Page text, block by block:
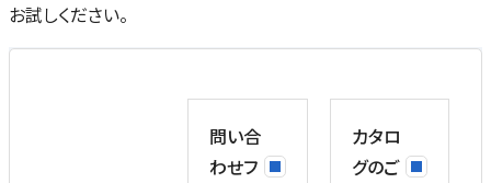
お試しください。
問い合
わせフ
カタロ
グのご